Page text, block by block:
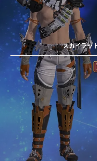
スカイラッ